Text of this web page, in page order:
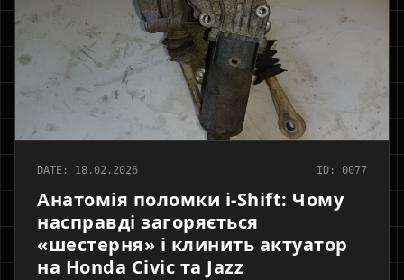
DATE: 18.02.2026 ID: 0077
Анатомія поломки i-Shift: Чому
насправді загоряється
«шестерня» і клинить актуатор
на Honda Civic та Jazz